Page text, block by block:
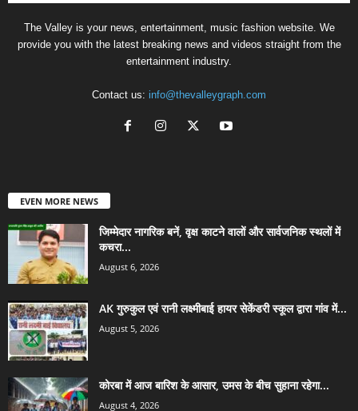
The Valley is your news, entertainment, music fashion website. We
provide you with the latest breaking news and videos straight from the
entertainment industry.
Contact us: info@thevalleygraph.com
EVEN MORE NEWS
जिम्मेदार नागरिक बनें, वृक्ष काटने वालों और सार्वजनिक स्थलों में
कचरा...
August 6, 2026
AK गुरुकुल एवं रानी लक्ष्मीबाई हायर सेकेंडरी स्कूल द्वारा गांव में...
August 5, 2026
कोरबा में आज बारिश के आसार, उमस के बीच सुहाना रहेगा...
August 4, 2026